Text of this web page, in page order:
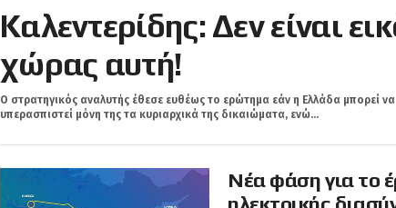
Καλεντερίδης: Δεν είναι
χώρας αυτή!
Ο στρατηγικός αναλυτής έθεσε ευθέως το ερώτημα εάν η Ελλάδα μπορεί να
υπερασπιστεί μόνη της τα κυριαρχικά της δικαιώματα, ενώ...
Νέα φάση για το